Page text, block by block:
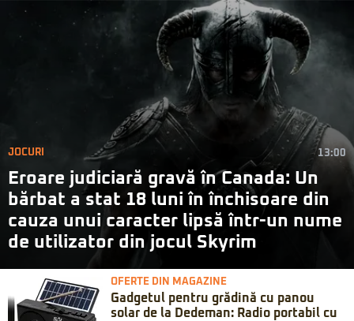
JOCURI 13:00
Eroare judiciară gravă în Canada: Un
bărbat a stat 18 luni în închisoare din
cauza unui caracter lipsă într-un nume
de utilizator din jocul Skyrim
OFERTE DIN MAGAZINE
Gadgetul pentru grădină cu panou
solar de la Dedeman: Radio portabil cu